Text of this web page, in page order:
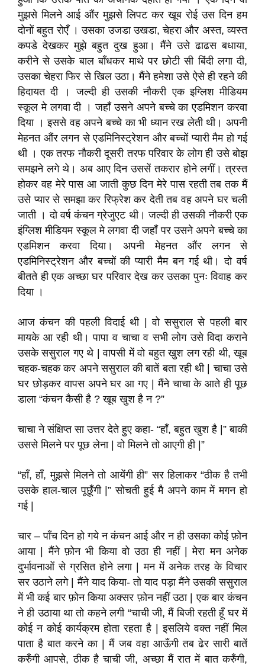
मुझसे मिलने आई औंर मुझसे लिपट कर खूब रोई उस दिन हम
दोनों बहुत रोएँ । उसका उजडा उखडा, चेहरा और अस्त, व्यस्त
कपडे देखकर मुझे बहुत दुख हुआ। मैंने उसे ढाढस बधाया,
करीने से उसके बाल बाँधकर माथे पर छोटी सी बिंदी लगा दी,
उसका चेहरा फिर से खिल उठा। मैंने हमेशा उसे ऐसे ही रहने की
हिदायत दी । जल्दी ही उसकी नौकरी एक इग्लिश मीडियम
स्कूल मे लगवा दी । जहाँ उसने अपने बच्चे का एडमिशन करवा
दिया । इससे वह अपने बच्चे का भी ध्यान रख लेती थी। अपनी
मेहनत औंर लगन से एडमिनिस्ट्रेशन और बच्चों प्यारी मैम हो गई
थी । एक तरफ नौकरी दूसरी तरफ परिवार के लोग ही उसे बोझ
समझने लगे थे। अब आए दिन उससें तकरार होने लगीं। त्रस्त
होकर वह मेरे पास आ जाती कुछ दिन मेरे पास रहती तब तक मैं
उसे प्यार से समझा कर रिफ्रेश कर देती तब वह अपने घर चली
जाती । दो वर्ष कंचन ग्रेजुएट थी। जल्दी ही उसकी नौकरी एक
इंग्लिश मीडियम स्कूल मे लगवा दी जहाँ पर उसने अपने बच्चे का
एडमिशन करवा दिया। अपनी मेहनत औंर लगन से
एडमिनिस्ट्रेशन और बच्चों की प्यारी मैम बन गई थी। दो वर्ष
बीतते ही एक अच्छा घर परिवार देख कर उसका पुनः विवाह कर
दिया ।
आज कंचन की पहली विदाई थी | वो ससुराल से पहली बार
मायके आ रही थी। पापा व चाचा व सभी लोग उसे विदा कराने
उसके ससुराल गए थे | वापसी में वो बहुत खुश लग रही थी, खूब
चहक-चहक कर अपने ससुराल की बातें बता रही थी | चाचा उसे
घर छोड़कर वापस अपने घर आ गए | मैंने चाचा के आते ही पूछ
डाला “कंचन कैसी है ? खूब खुश है न ?”
चाचा ने संक्षिप्त सा उत्तर देते हुए कहा- “हाँ, बहुत खुश है |” बाकी
उससे मिलने पर पूछ लेना | वो मिलने तो आएगी ही |”
“हाँ, हाँ, मुझसे मिलने तो आयेंगी ही” सर हिलाकर “ठीक है तभी
उसके हाल-चाल पूछूँगी |” सोचती हुई मै अपने काम में मगन हो
गई |
चार – पाँच दिन हो गये न कंचन आई और न ही उसका कोई फ़ोन
आया | मैंने फ़ोन भी किया वो उठा ही नहीं | मेरा मन अनेक
दुर्भावनाओं से ग्रसित होने लगा | मन में अनेक तरह के विचार
सर उठाने लगे | मैंने याद किया- तो याद पड़ा मैंने उसकी ससुराल
में भी कई बार फ़ोन किया अक्सर फ़ोन नहीं उठा | एक बार कंचन
ने ही उठाया था तो कहने लगी “चाची जी, मैं बिजी रहती हूँ घर में
कोई न कोई कार्यक्रम होता रहता है | इसलिये वक्त नहीं मिल
पाता है बात करने का | मैं जब वहा आऊँगी तब ढेर सारी बातें
करुँगी आपसे, ठीक है चाची जी, अच्छा मैं रात में बात करुँगी,